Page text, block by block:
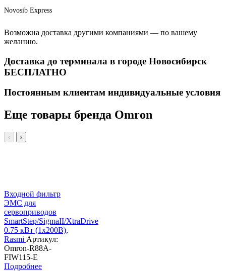
Novosib Express
Возможна доставка другими компаниями — по вашему
желанию.
Доставка до терминала в городе Новосибирск
БЕСПЛАТНО
Постоянным клиентам индивидуальные условия
Еще товары бренда Omron
‹ ›
Входной фильтр
ЭМС для
сервоприводов
SmartStep/SigmaII/XtraDrive
0.75 кВт (1х200В),
Rasmi Артикул:
Omron-R88A-
FIW115-E
Подробнее